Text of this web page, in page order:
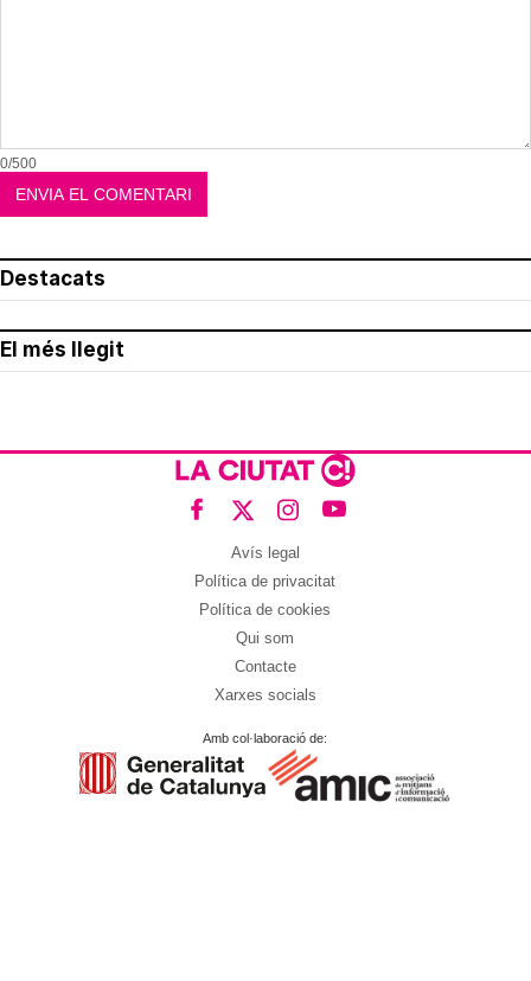
0/500
Destacats
El més llegit
Avís legal
Política de privacitat
Política de cookies
Qui som
Contacte
Xarxes socials
Amb col·laboració de: